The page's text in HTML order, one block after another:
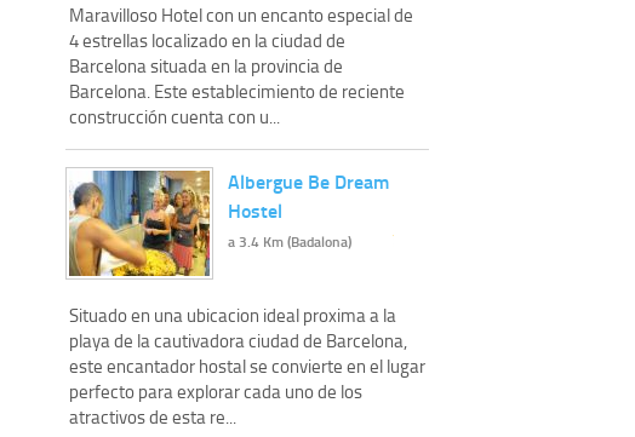
Maravilloso Hotel con un encanto especial de
4 estrellas localizado en la ciudad de
Barcelona situada en la provincia de
Barcelona. Este establecimiento de reciente
construcción cuenta con u...
Albergue Be Dream
Hostel
a 3.4 Km (Badalona)
Situado en una ubicacion ideal proxima a la
playa de la cautivadora ciudad de Barcelona,
este encantador hostal se convierte en el lugar
perfecto para explorar cada uno de los
atractivos de esta re...